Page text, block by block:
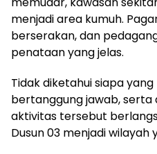
menjadi area kumuh.
berserakan, dan
penataan yang jelas.
Tidak diketahui siapa
bertanggung jawab, serta
aktivitas tersebut
Dusun 03 menjadi